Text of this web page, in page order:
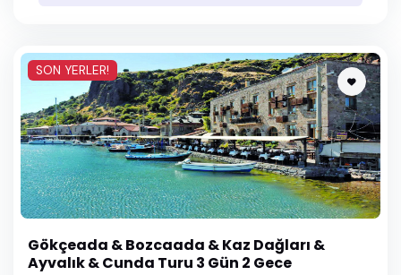
SON YERLER!
Gökçeada & Bozcaada & Kaz Dağları &
Ayvalık & Cunda Turu 3 Gün 2 Gece